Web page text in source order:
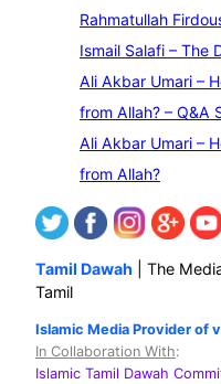
Rahmatullah
Ismail Salafi – The
Ali Akbar Umari –
from Allah? – Q&A
Ali Akbar Umari –
from Allah?
Tamil Dawah | The
Tamil
Islamic Media Provider of
In Collaboration With:
Islamic Tamil Dawah